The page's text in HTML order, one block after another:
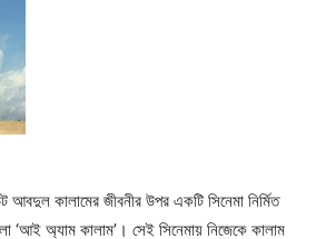
আবদুল কালামের জীবনীর উপর একটি সিনেমা নির্মিত
‘আই অ্যাম কালাম’। সেই সিনেমায় নিজেকে কালাম